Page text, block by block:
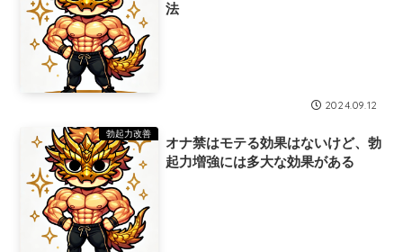
法
2024.09.12
勃起力改善
オナ禁はモテる効果はないけど、勃
起力増強には多大な効果がある